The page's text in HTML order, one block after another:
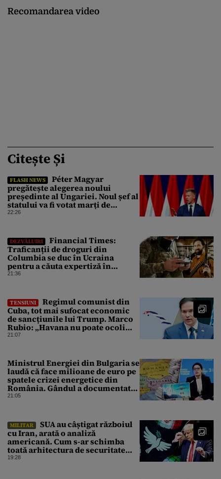
Recomandarea video
Citește Și
FLASH NEWS
Péter Magyar
pregătește alegerea noului
președinte al Ungariei. Noul șef al
statului va fi votat marți de
Parlament
22:26
DEZVĂLUIRI
Financial Times:
Traficanții de droguri din
Columbia se duc în Ucraina
pentru a căuta expertiză în
domeniul dronelor
21:36
TENSIUNI
Regimul comunist din
Cuba, tot mai sufocat economic
de sancțiunile lui Trump. Marco
Rubio: „Havana nu poate ocoli
sancțiunile prin mimat reforme”
21:07
Ministrul Energiei din Bulgaria se
laudă că face milioane de euro pe
spatele crizei energetice din
România. Gândul a documentat
cazul
21:05
MILITAR
SUA au câștigat războiul
cu Iran, arată o analiză
americană. Cum s-ar schimba
toată arhitectura de securitate
din Orientul Mijlociu
19:28